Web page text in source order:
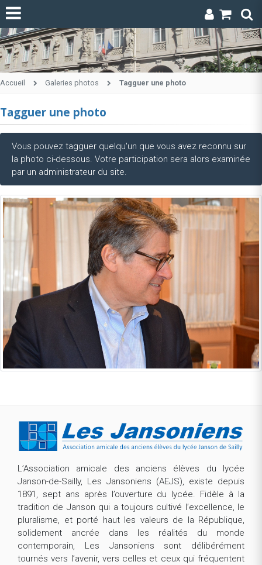
Accueil Galeries photos Tagguer une photo
Tagguer une photo
Vous pouvez tagguer quelqu'un que vous avez reconnu sur
la photo ci-dessous. Votre participation sera alors examinée
par un administrateur du site.
L’Association amicale des anciens élèves du lycée
Janson-de-Sailly, Les Jansoniens (AEJS), existe depuis
1891, sept ans après l’ouverture du lycée. Fidèle à la
tradition de Janson qui a toujours cultivé l’excellence, le
pluralisme, et porté haut les valeurs de la République,
solidement ancrée dans les réalités du monde
contemporain, Les Jansoniens sont délibérément
tournés vers l’avenir, vers celles et ceux qui fréquentent